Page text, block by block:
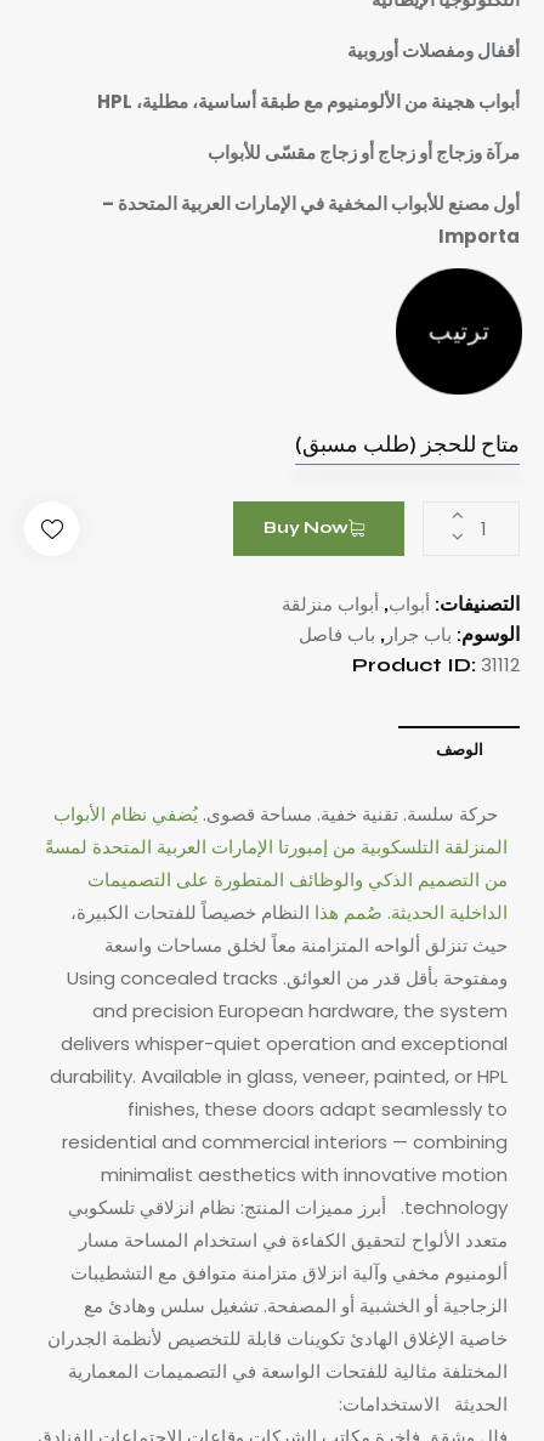
أقفال ومفصلات أوروبية
أبواب هجينة من الألومنيوم مع طبقة أساسية، مطلية، HPL
مرآة وزجاج أو زجاج أو زجاج مقسّى للأبواب
أول مصنع للأبواب المخفية في الإمارات العربية المتحدة –
Importa
ترتيب
متاح للحجز (طلب مسبق)
Buy Now
التصنيفات: أبواب, أبواب منزلقة
الوسوم: باب جرار, باب فاصل
Product ID:31112
الوصف
حركة سلسة. تقنية خفية. مساحة قصوى. يُضفي نظام الأبواب
المنزلقة التلسكوبية من إمبورتا الإمارات العربية المتحدة لمسةً
من التصميم الذكي والوظائف المتطورة على التصميمات
الداخلية الحديثة. صُمم هذاالنظام خصيصاً للفتحات الكبيرة،
حيث تنزلق ألواحه المتزامنة معاً لخلق مساحات واسعة
ومفتوحة بأقل قدر من العوائق. Using concealed tracks
and precision European hardware, the system
delivers whisper-quiet operation and exceptional
durability. Available in glass, veneer, painted, or HPL
finishes, these doors adapt seamlessly to
residential and commercial interiors — combining
minimalist aesthetics with innovative motion
technology.
أبرز مميزات المنتج: نظام انزلاقي تلسكوبي
متعدد الألواح لتحقيق الكفاءة في استخدام المساحة مسار
ألومنيوم مخفي وآلية انزلاق متزامنة متوافق مع التشطيبات
الزجاجية أو الخشبية أو المصفحة. تشغيل سلس وهادئ مع
خاصية الإغلاق الهادئ تكوينات قابلة للتخصيص لأنظمة الجدران
المختلفة مثالية للفتحات الواسعة في التصميمات المعمارية
الحديثة
الاستخدامات: